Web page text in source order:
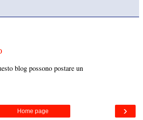
blog possono postare un
›
Home page